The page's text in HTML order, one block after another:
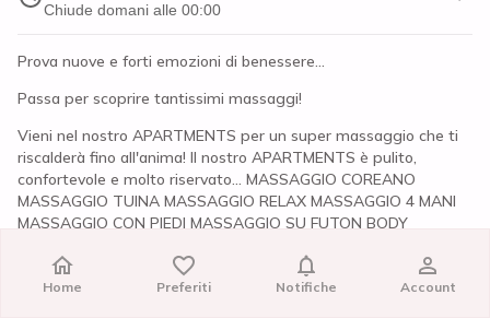
Chiude domani alle 00:00
Prova nuove e forti emozioni di benessere...
Passa per scoprire tantissimi massaggi!
Vieni nel nostro APARTMENTS per un super massaggio che ti
riscalderà fino all'anima! Il nostro APARTMENTS è pulito,
confortevole e molto riservato... MASSAGGIO COREANO
MASSAGGIO TUINA MASSAGGIO RELAX MASSAGGIO 4 MANI
MASSAGGIO CON PIEDI MASSAGGIO SU FUTON BODY
Eseguiamo tutti i tipi di massaggio...Scegli il tuo preferito e
goditi l'intenso relax che qui puoi trovare! Ambiente riservato ,
Home Preferiti Notifiche Account
Home Preferiti Notifiche Account